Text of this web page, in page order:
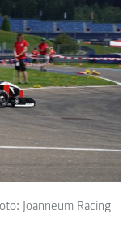
Joanneum Racing